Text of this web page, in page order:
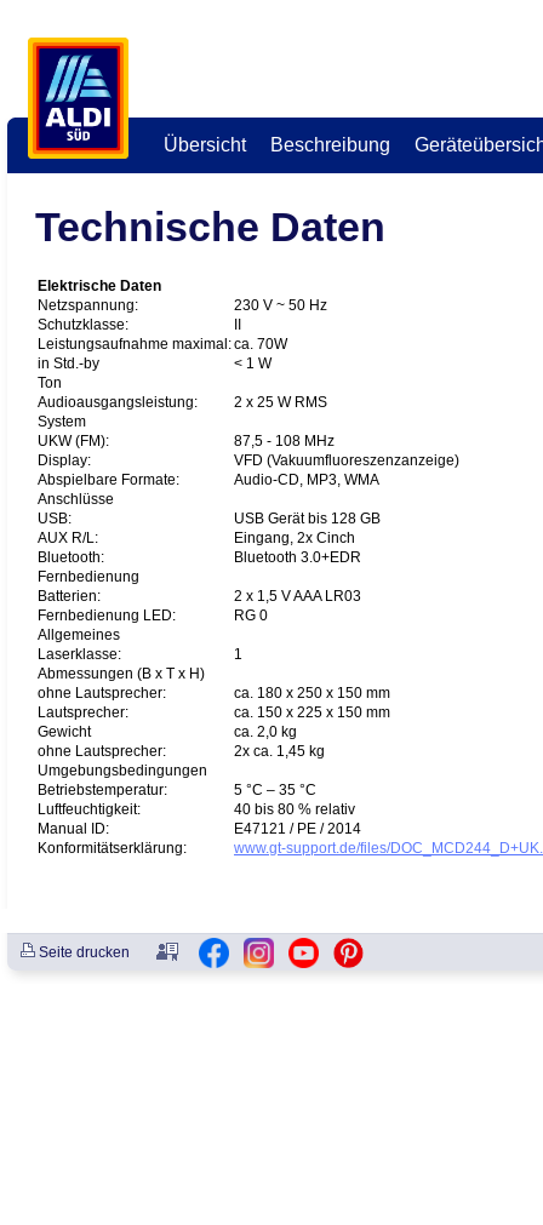
Übersicht Beschreibung
Technische Daten
Elektrische Daten
Netzspannung:
230 V ~ 50 Hz
Schutzklasse:
Leistungsaufnahme maximal:ca. 70W
in Std.-by
< 1 W
Ton
Audioausgangsleistung:
2 x 25 W RMS
System
UKW (FM):
87,5 - 108 MHz
Display:
VFD (Vakuumfluoreszenzanzeige)
Abspielbare Formate:
Audio-CD, MP3, WMA
Anschlüsse
USB:
USB Gerät bis 128 GB
AUX R/L:
Eingang, 2x Cinch
Bluetooth:
Bluetooth 3.0+EDR
Fernbedienung
Batterien:
2 x 1,5 V AAA LR03
Fernbedienung LED:
RG 0
Allgemeines
Laserklasse:
1
Abmessungen (B x T x H)
ohne Lautsprecher:
ca. 180 x 250 x 150 mm
Lautsprecher:
ca. 150 x 225 x 150 mm
Gewicht
ca. 2,0 kg
ohne Lautsprecher:
2x ca. 1,45 kg
Umgebungsbedingungen
Betriebstemperatur:
5 °C – 35 °C
Luftfeuchtigkeit:
40 bis 80 % relativ
Manual ID:
E47121 / PE / 2014
Konformitätserklärung:
www.gt-support.de/files/
Seite drucken